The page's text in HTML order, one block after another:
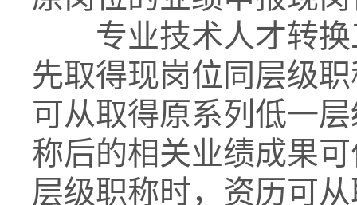
专业技术人才转换
先取得现岗位同层级
可从取得原系列低一
称后的相关业绩成果
层级职称时，资历可